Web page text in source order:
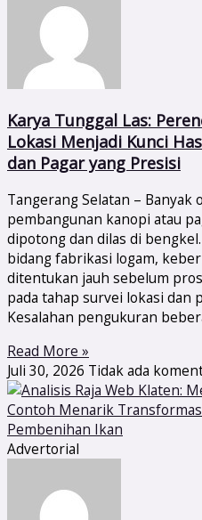
Karya Tunggal Las:
Lokasi Menjadi Kunci
dan Pagar yang Presisi
Tangerang Selatan –
pembangunan kanopi atau
dipotong dan dilas di
bidang fabrikasi logam,
ditentukan jauh sebelum
pada tahap survei lokasi dan
Kesalahan pengukuran
Read More »
Juli 30, 2026 Tidak ada
Advertorial